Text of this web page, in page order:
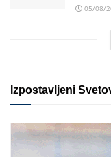
05/08/
Izpostavljeni